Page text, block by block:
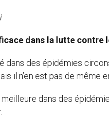
dans la lutte contre
dans des épidémies
il n’en est pas de même
dans des